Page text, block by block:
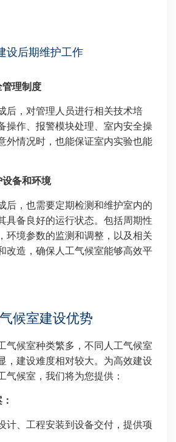
设后期维护工作
理制度
后，对管理人员进行相关技术培
操作、报警模块处理、室内安全操
外情况时，也能保证室内实验也能
备和环境
后，也需要定期检测和维护室内的
具备良好的运行状态。包括周期性
环境参数的监测和调整，以及相关
改造，确保人工气候室能够高效平
候室建设优势
气候室种类繁多，不同人工气候室
，建设难度相对较大。为高效建设
气候室，我们将为您提供：
计、工程安装到设备交付，提供项